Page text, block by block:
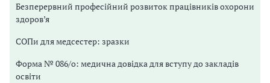
Безперервний професійний розвиток працівників охорони
здоров’я
СОПи для медсестер: зразки
Форма № 086/о: медична довідка для вступу до закладів
освіти